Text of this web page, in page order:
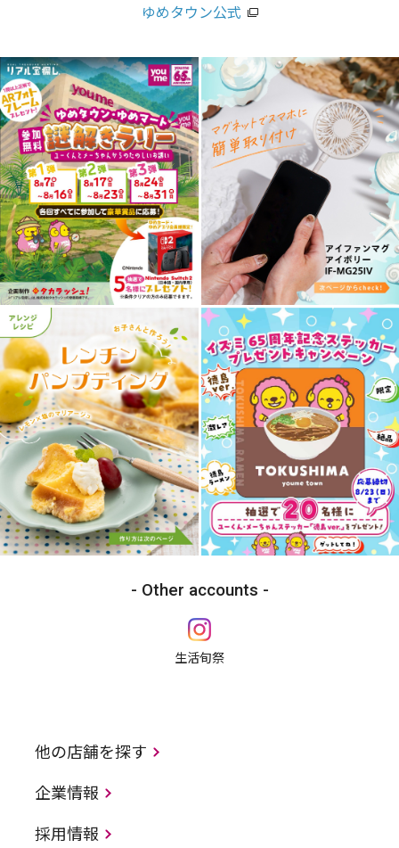
ゆめタウン公式
Other accounts
生活旬祭
他の店舗を探す
企業情報
採用情報